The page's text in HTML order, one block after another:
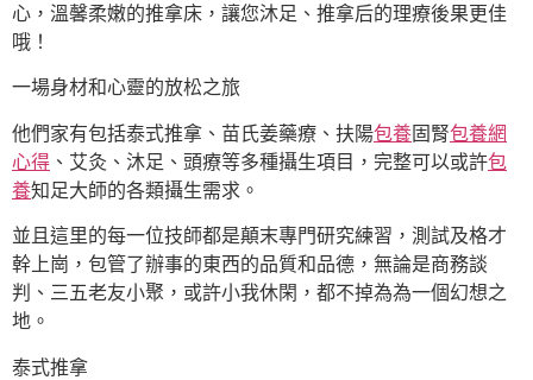
心，溫馨柔嫩的推拿床，讓您沐足、推拿后的理療後果更佳
哦！
一場身材和心靈的放松之旅
他們家有包括泰式推拿、苗氏姜藥療、扶陽包養固腎包養網
心得 、艾灸、沐足、頭療等多種攝生項目，完整可以或許包
養知足大師的各類攝生需求。
並且這里的每一位技師都是顛末專門研究練習，測試及格才
幹上崗，包管了辦事的東西的品質和品德，無論是商務談
判、三五老友小聚，或許小我休閑，都不掉為為一個幻想之
地。
泰式推拿